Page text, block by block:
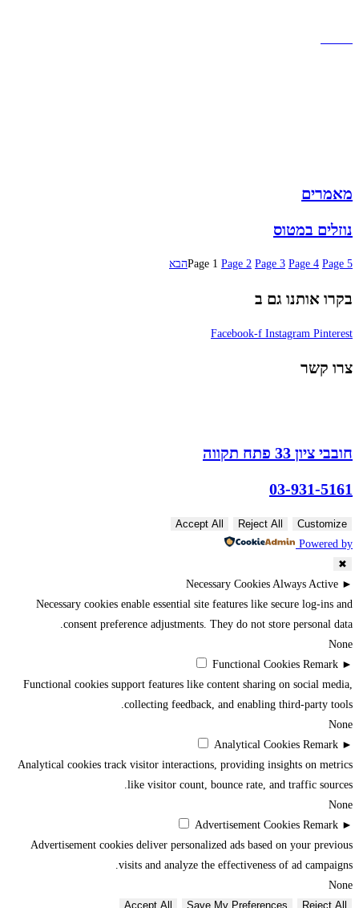
מאמרים
נוזלים במטוס
Page 1 Page 2 Page 3 Page 4 Page 5 הבא
בקרו אותנו גם ב
Facebook-f Instagram Pinterest
צרו קשר
חובבי ציון 33 פתח תקווה
03-931-5161
Customize
Reject All
Accept All
Powered by
✖
►
Necessary Cookies Always Active
Necessary cookies enable essential site features like secure log-ins and
consent preference adjustments. They do not store personal data.
None
►
Functional Cookies Remark
Functional cookies support features like content sharing on social media,
collecting feedback, and enabling third-party tools.
None
►
Analytical Cookies Remark
Analytical cookies track visitor interactions, providing insights on metrics
like visitor count, bounce rate, and traffic sources.
None
►
Advertisement Cookies Remark
Advertisement cookies deliver personalized ads based on your previous
visits and analyze the effectiveness of ad campaigns.
None
Reject All
Save My Preferences
Accept All